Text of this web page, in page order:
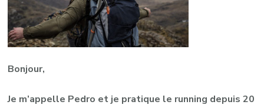
Bonjour,
Je m’appelle Pedro et je pratique le running depuis 20